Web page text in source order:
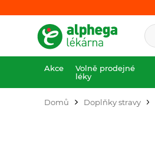
Akce
Volně prodejné
léky
Domů Doplňky stravy